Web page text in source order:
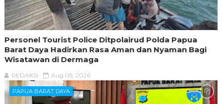
Personel Tourist Police Ditpolairud Polda Papua
Barat Daya Hadirkan Rasa Aman dan Nyaman Bagi
Wisatawan di Dermaga
REDAKSI Aug 05, 2026
PAPUA BARAT DAYA